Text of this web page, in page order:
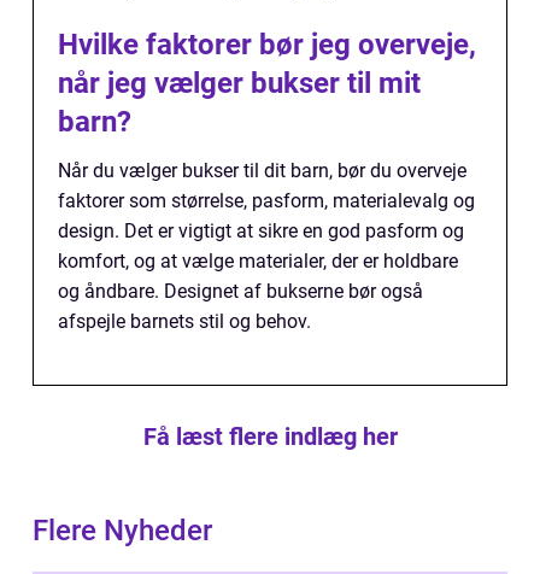
Hvilke faktorer bør jeg overveje,
når jeg vælger bukser til mit
barn?
Når du vælger bukser til dit barn, bør du overveje
faktorer som størrelse, pasform, materialevalg og
design. Det er vigtigt at sikre en god pasform og
komfort, og at vælge materialer, der er holdbare
og åndbare. Designet af bukserne bør også
afspejle barnets stil og behov.
Få læst flere indlæg her
Flere Nyheder